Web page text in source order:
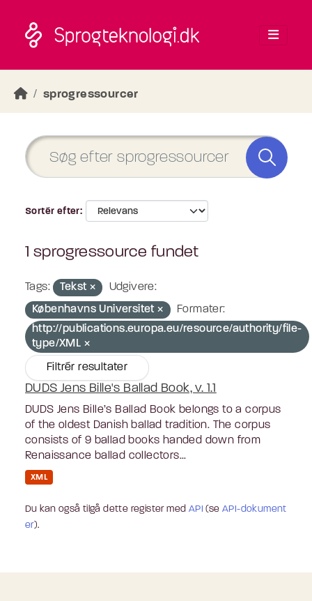
sprogressourcer
Sortér efter
1 sprogressource fundet
Tags: Tekst
Udgivere:
Københavns Universitet
Formater:
http://publications.europa.eu/resource/authority/file-
type/XML
Filtrér resultater
DUDS Jens Bille's Ballad Book, v. 1.1
DUDS Jens Bille’s Ballad Book belongs to a corpus
of the oldest Danish ballad tradition. The corpus
consists of 9 ballad books handed down from
Renaissance ballad collectors...
XML
Du kan også tilgå dette register med API (seAPI-dokument
er).